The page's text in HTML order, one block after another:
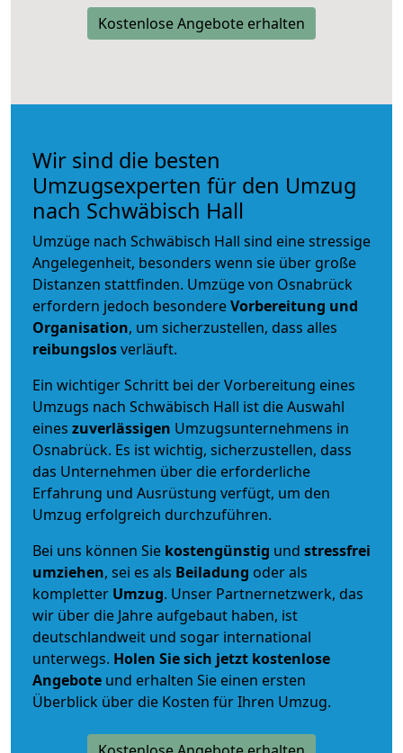
Kostenlose Angebote erhalten
Wir sind die besten
Umzugsexperten für den Umzug
nach Schwäbisch Hall
Umzüge nach Schwäbisch Hall sind eine stressige
Angelegenheit, besonders wenn sie über große
Distanzen stattfinden. Umzüge von Osnabrück
erfordern jedoch besondereVorbereitung und
Organisation, um sicherzustellen, dass alles
reibungslosverläuft.
Ein wichtiger Schritt bei der Vorbereitung eines
Umzugs nach Schwäbisch Hall ist die Auswahl
eines zuverlässigen Umzugsunternehmens in
Osnabrück. Es ist wichtig, sicherzustellen, dass
das Unternehmen über die erforderliche
Erfahrung und Ausrüstung verfügt, um den
Umzug erfolgreich durchzuführen.
Bei uns können Sie kostengünstig und stressfrei
umziehen, sei es als Beiladung oder als
kompletter Umzug. Unser Partnernetzwerk, das
wir über die Jahre aufgebaut haben, ist
deutschlandweit und sogar international
unterwegs. Holen Sie sich jetzt kostenlose
Angebote und erhalten Sie einen ersten
Überblick über die Kosten für Ihren Umzug.